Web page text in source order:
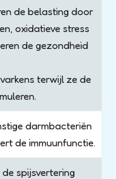
de belasting door
oxidatieve stress
de gezondheid
terwijl ze de
darmbacteriën
de immuunfunctie.
spijsvertering